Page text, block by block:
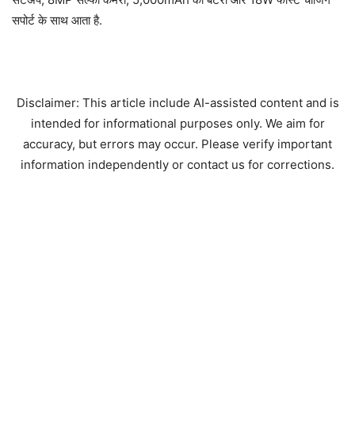
सपोर्ट के साथ आता है.
Disclaimer: This article include AI-assisted content and is
intended for informational purposes only. We aim for
accuracy, but errors may occur. Please verify important
information independently or contact us for corrections.